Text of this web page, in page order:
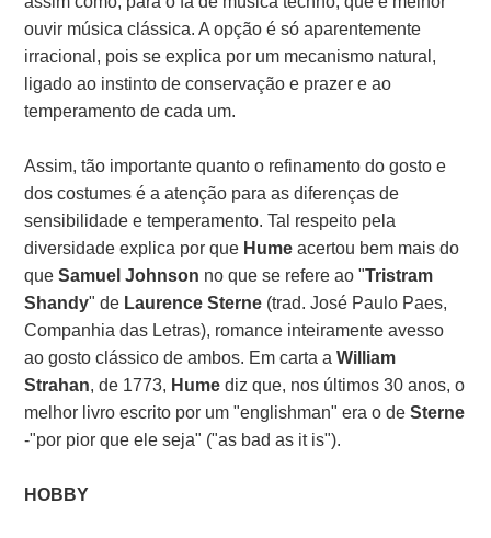
ouvir música clássica. A opção é só aparentemente
irracional, pois se explica por um mecanismo natural,
ligado ao instinto de conservação e prazer e ao
temperamento de cada um.
Assim, tão importante quanto o refinamento do gosto e
dos costumes é a atenção para as diferenças de
sensibilidade e temperamento. Tal respeito pela
diversidade explica por que Humeacertou bem mais do
queSamuel Johnson no que se refere ao "Tristram
Shandy" de Laurence Sterne (trad. José Paulo Paes,
Companhia das Letras), romance inteiramente avesso
ao gosto clássico de ambos. Em carta aWilliam
Strahan, de 1773, Humediz que, nos últimos 30 anos, o
melhor livro escrito por um "englishman" era o deSterne
-"por pior que ele seja" ("as bad as it is").
HOBBY